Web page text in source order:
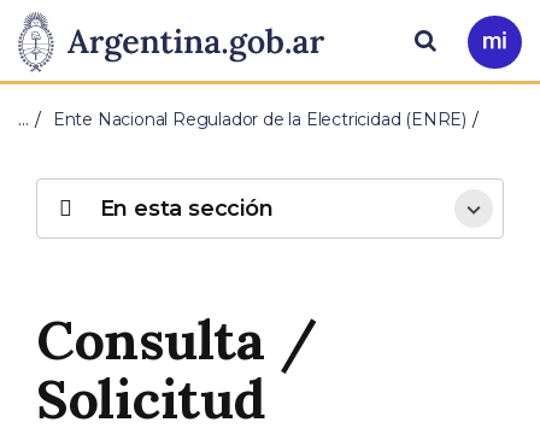
Presidencia
de
Nación
Pasar al contenido principal
Ir
a
Buscar
… Ente Nacional Regulador de la Electricidad (ENRE)
Consulta /
Solicitud
En esta sección